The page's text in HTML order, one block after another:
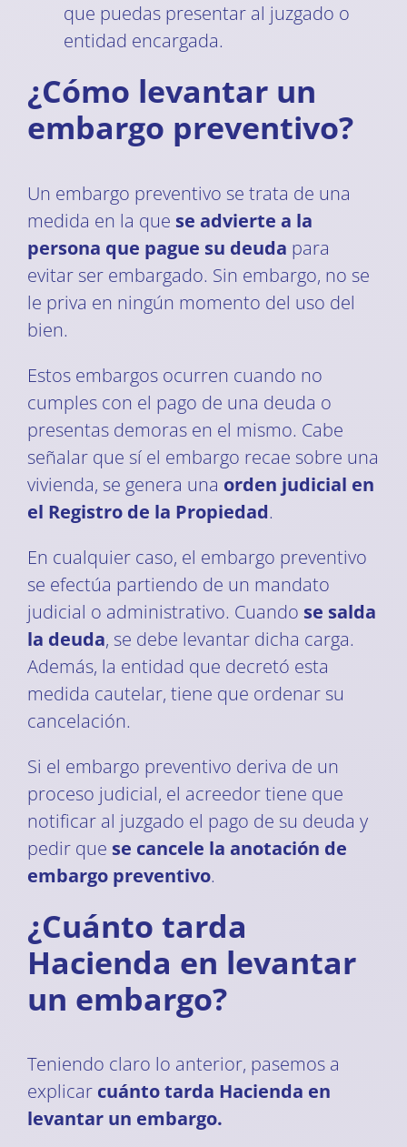
que puedas presentar al juzgado o
entidad encargada.
¿Cómo levantar un
embargo preventivo?
Un embargo preventivo se trata de una
medida en la que se advierte a la
persona que pague su deuda para
evitar ser embargado. Sin embargo, no se
le priva en ningún momento del uso del
bien.
Estos embargos ocurren cuando no
cumples con el pago de una deuda o
presentas demoras en el mismo. Cabe
señalar que sí el embargo recae sobre una
vivienda, se genera una orden judicial en
el Registro de la Propiedad.
En cualquier caso, el embargo preventivo
se efectúa partiendo de un mandato
judicial o administrativo. Cuando se salda
la deuda, se debe levantar dicha carga.
Además, la entidad que decretó esta
medida cautelar, tiene que ordenar su
cancelación.
Si el embargo preventivo deriva de un
proceso judicial, el acreedor tiene que
notificar al juzgado el pago de su deuda y
pedir que se cancele la anotación de
embargo preventivo.
¿Cuánto tarda
Hacienda en levantar
un embargo?
Teniendo claro lo anterior, pasemos a
explicar cuánto tarda Hacienda en
levantar un embargo.